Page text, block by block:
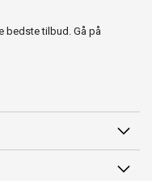
bedste tilbud. Gå på